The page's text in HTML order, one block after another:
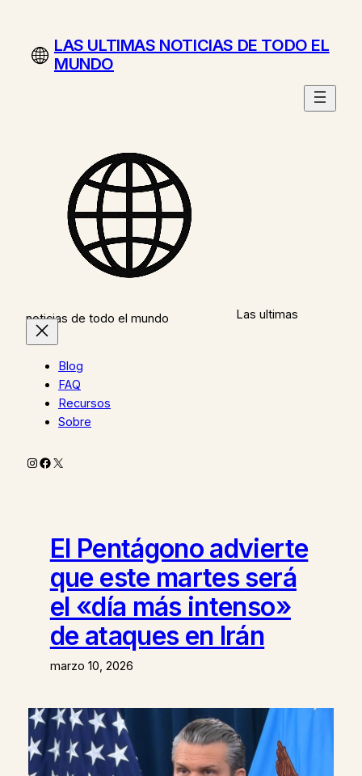
contenidoLAS ULTIMAS NOTICIAS DE TODO EL
MUNDO
Las ultimas
noticias de todo el mundo
Blog
FAQ
Recursos
Sobre
Instagram
Facebook
X
El Pentágono advierte
que este martes será
el «día más intenso»
de ataques en Irán
marzo 10, 2026